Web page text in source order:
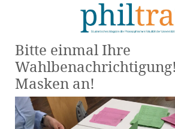
Bitte einmal Ihre
Masken an!